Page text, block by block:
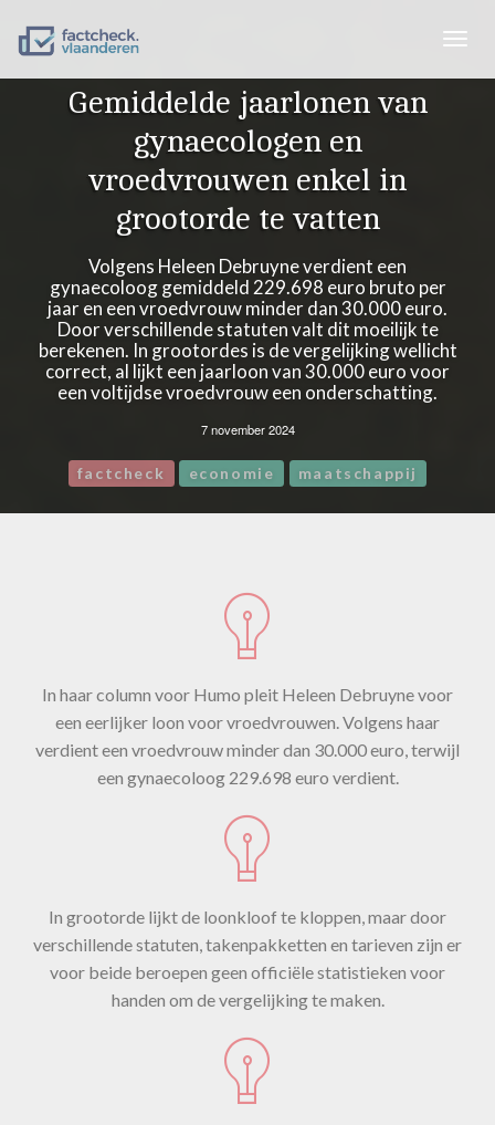
Gemiddelde jaarlonen van
gynaecologen en
vroedvrouwen enkel in
grootorde te vatten
Volgens Heleen Debruyne verdient een
gynaecoloog gemiddeld 229.698 euro bruto per
jaar en een vroedvrouw minder dan 30.000 euro.
Door verschillende statuten valt dit moeilijk te
berekenen. In grootordes is de vergelijking wellicht
correct, al lijkt een jaarloon van 30.000 euro voor
een voltijdse vroedvrouw een onderschatting.
7 november 2024
factcheck economie maatschappij
In haar column voor Humo pleit Heleen Debruyne voor
een eerlijker loon voor vroedvrouwen. Volgens haar
verdient een vroedvrouw minder dan 30.000 euro, terwijl
een gynaecoloog 229.698 euro verdient.
In grootorde lijkt de loonkloof te kloppen, maar door
verschillende statuten, takenpakketten en tarieven zijn er
voor beide beroepen geen officiële statistieken voor
handen om de vergelijking te maken.